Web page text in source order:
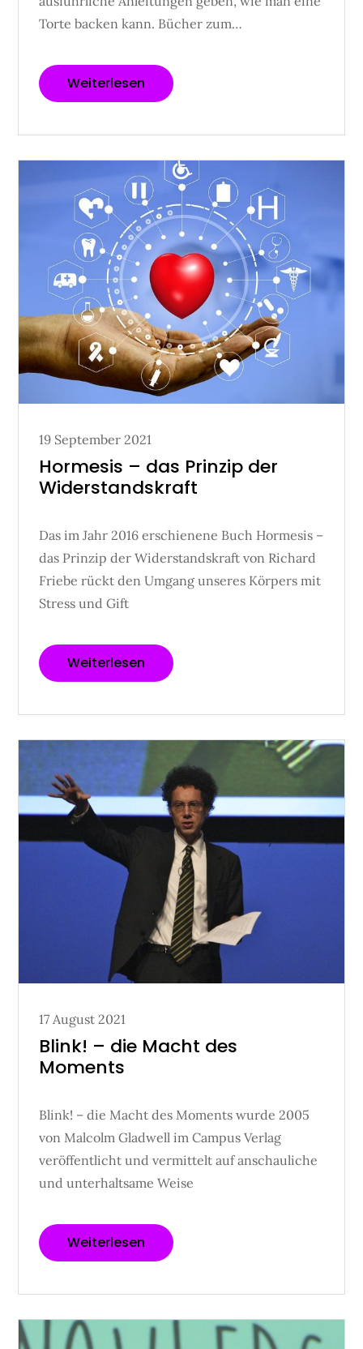
Torte backen kann. Bücher zum…
Weiterlesen
Posted
on
19 September 2021
Hormesis – das Prinzip der
Widerstandskraft
Das im Jahr 2016 erschienene Buch Hormesis –
das Prinzip der Widerstandskraft von Richard
Friebe rückt den Umgang unseres Körpers mit
Stress und Gift
Weiterlesen
Posted
on
17 August 2021
Blink! – die Macht des
Moments
Blink! – die Macht des Moments wurde 2005
von Malcolm Gladwell im Campus Verlag
veröffentlicht und vermittelt auf anschauliche
und unterhaltsame Weise
Weiterlesen